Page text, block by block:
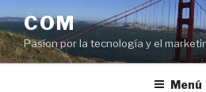
al
contenido
COM
Pasíon por la tecnología y el
Menú